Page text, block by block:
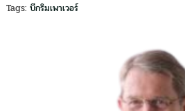
Tags: บีกริมเพาเวอร์